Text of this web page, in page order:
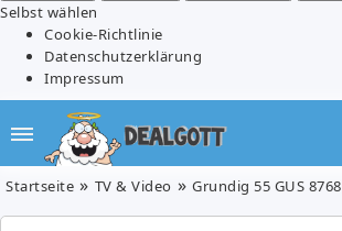
Selbst wählen
Cookie-Richtlinie
Datenschutzerklärung
Impressum
Startseite TV & Video Grundig 55 GUS 8768, 4K/UHD-Smart TV, 139 cm